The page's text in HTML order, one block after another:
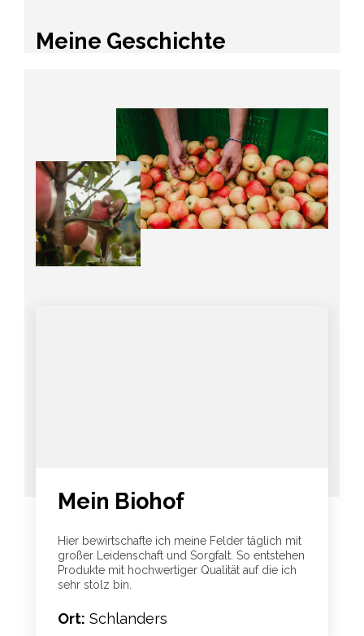
Meine Geschichte
Mein Biohof
Hier bewirtschafte ich meine Felder täglich mit
großer Leidenschaft und Sorgfalt. So entstehen
Produkte mit hochwertiger Qualität auf die ich
sehr stolz bin.
Ort: Schlanders